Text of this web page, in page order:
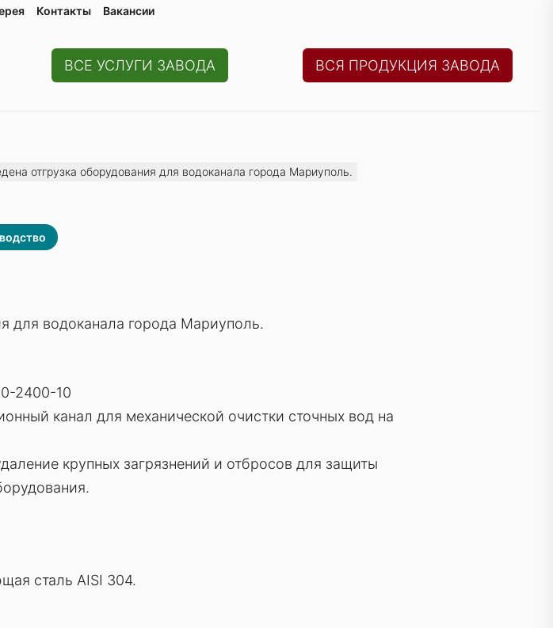
ВСЕ УСЛУГИ ЗАВОДА ВСЯ ПРОДУКЦИЯ ЗАВОДА
отгрузка оборудования для водоканала города Мариуполь.
для водоканала города Мариуполь.
2400-10
канал для механической очистки сточных вод на
крупных загрязнений и отбросов для защиты
сталь AISI 304.
Контaкты Вакaнсии